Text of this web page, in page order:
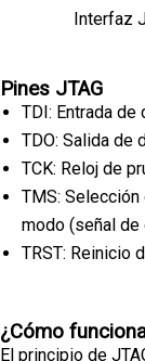
Interfaz
Pines JTAG
TDI: Entrada de
TDO: Salida de
TCK: Reloj de
TMS:
modo (señal de
TRST: Reinicio
¿Cómo
El principio de